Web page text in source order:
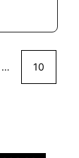
… 10